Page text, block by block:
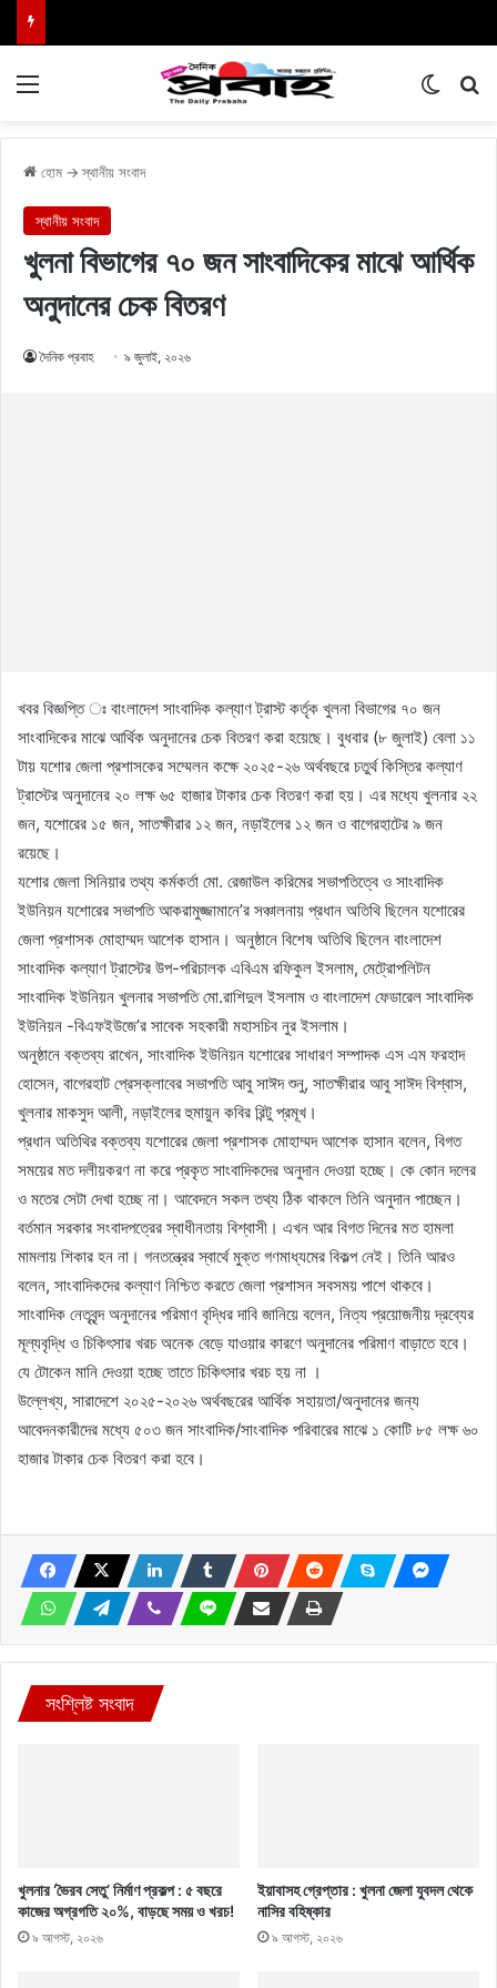
হোম → স্থানীয় সংবাদ
স্থানীয় সংবাদ
খুলনা বিভাগের ৭০ জন সাংবাদিকের মাঝে আর্থিক
অনুদানের চেক বিতরণ
দৈনিক প্রবাহ ৯ জুলাই, ২০২৬
খবর বিজ্ঞপ্তি ঃ বাংলাদেশ সাংবাদিক কল্যাণ ট্রাস্ট কর্তৃক খুলনা বিভাগের ৭০ জন
সাংবাদিকের মাঝে আর্থিক অনুদানের চেক বিতরণ করা হয়েছে। বুধবার (৮ জুলাই) বেলা ১১
টায় যশোর জেলা প্রশাসকের সম্মেলন কক্ষে ২০২৫-২৬ অর্থবছরে চতুর্থ কিস্তির কল্যাণ
ট্রাস্টের অনুদানের ২০ লক্ষ ৬৫ হাজার টাকার চেক বিতরণ করা হয়। এর মধ্যে খুলনার ২২
জন, যশোরের ১৫ জন, সাতক্ষীরার ১২ জন, নড়াইলের ১২ জন ও বাগেরহাটের ৯ জন
রয়েছে।
যশোর জেলা সিনিয়ার তথ্য কর্মকর্তা মো. রেজাউল করিমের সভাপতিত্বে ও সাংবাদিক
ইউনিয়ন যশোরের সভাপতি আকরামুজ্জামানে’র সঞ্চালনায় প্রধান অতিথি ছিলেন যশোরের
জেলা প্রশাসক মোহাম্মদ আশেক হাসান। অনুষ্ঠানে বিশেষ অতিথি ছিলেন বাংলাদেশ
সাংবাদিক কল্যাণ ট্রাস্টের উপ-পরিচালক এবিএম রফিকুল ইসলাম, মেট্রোপলিটন
সাংবাদিক ইউনিয়ন খুলনার সভাপতি মো.রাশিদুল ইসলাম ও বাংলাদেশ ফেডারেল সাংবাদিক
ইউনিয়ন -বিএফইউজে’র সাবেক সহকারী মহাসচিব নুর ইসলাম।
অনুষ্ঠানে বক্তব্য রাখেন, সাংবাদিক ইউনিয়ন যশোরের সাধারণ সম্পাদক এস এম ফরহাদ
হোসেন, বাগেরহাট প্রেসক্লাবের সভাপতি আবু সাঈদ শুনু, সাতক্ষীরার আবু সাঈদ বিশ্বাস,
খুলনার মাকসুদ আলী, নড়াইলের হুমায়ুন কবির রিন্টু প্রমূখ।
প্রধান অতিথির বক্তব্য যশোরের জেলা প্রশাসক মোহাম্মদ আশেক হাসান বলেন, বিগত
সময়ের মত দলীয়করণ না করে প্রকৃত সাংবাদিকদের অনুদান দেওয়া হচ্ছে। কে কোন দলের
ও মতের সেটা দেখা হচ্ছে না। আবেদনে সকল তথ্য ঠিক থাকলে তিনি অনুদান পাচ্ছেন।
বর্তমান সরকার সংবাদপত্রের স্বাধীনতায় বিশ্বাসী। এখন আর বিগত দিনের মত হামলা
মামলায় শিকার হন না। গনতন্ত্রের স্বার্থে মুক্ত গণমাধ্যমের বিকল্প নেই। তিনি আরও
বলেন, সাংবাদিকদের কল্যাণ নিশ্চিত করতে জেলা প্রশাসন সবসময় পাশে থাকবে।
সাংবাদিক নেতৃবৃন্দ অনুদানের পরিমাণ বৃদ্ধির দাবি জানিয়ে বলেন, নিত্য প্রয়োজনীয় দ্রব্যের
মূল্যবৃদ্ধি ও চিকিৎসার খরচ অনেক বেড়ে যাওয়ার কারণে অনুদানের পরিমাণ বাড়াতে হবে।
যে টোকেন মানি দেওয়া হচ্ছে তাতে চিকিৎসার খরচ হয় না ।
উল্লেখ্য, সারাদেশে ২০২৫-২০২৬ অর্থবছরের আর্থিক সহায়তা/অনুদানের জন্য
আবেদনকারীদের মধ্যে ৫০৩ জন সাংবাদিক/সাংবাদিক পরিবারের মাঝে ১ কোটি ৮৫ লক্ষ ৬০
হাজার টাকার চেক বিতরণ করা হবে।
সংশ্লিষ্ট সংবাদ
খুলনার ‘ভৈরব সেতু’ নির্মাণ প্রকল্প : ৫ বছরে
কাজের অগ্রগতি ২০%, বাড়ছে সময় ও খরচ!
৯ আগস্ট, ২০২৬
ইয়াবাসহ গ্রেপ্তার : খুলনা জেলা যুবদল থেকে
নাসির বহিষ্কার
৯ আগস্ট, ২০২৬